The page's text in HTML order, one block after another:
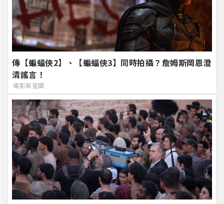
傳【蝙蝠俠2】、【蝙蝠俠3】同時拍攝？詹姆斯岡恩澄
清謠言！
電影新星聞